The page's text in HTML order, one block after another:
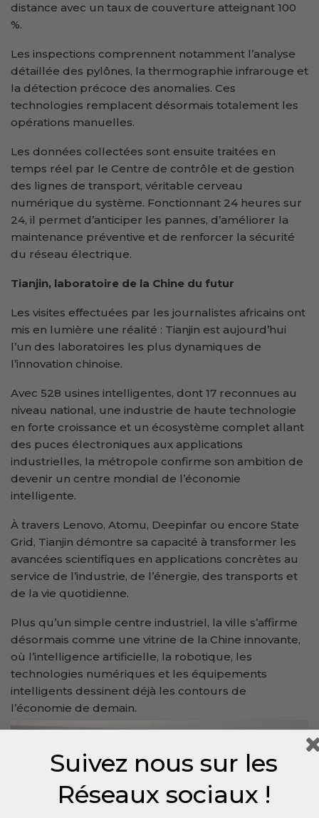
distance avec un taux de couverture atteignant 100
%.
Les inspections comprennent notamment l’analyse
détaillée des pylônes, la thermographie infrarouge et
la détection précoce des anomalies. Ces
technologies remplacent désormais totalement les
opérations manuelles.
Les données collectées sont ensuite traitées en
temps réel par le Centre de contrôle et de gestion
des lignes de transport, véritable cerveau
numérique du système. Fonctionnant 24 heures sur
24, il permet d’anticiper les pannes, d’améliorer la
maintenance préventive et de renforcer la sécurité
du réseau électrique.
Tianjin, laboratoire de la Chine du futur
Les visites effectuées par les journalistes africains ont
mis en lumière une réalité : Tianjin est aujourd’hui
l’un des laboratoires les plus dynamiques de
l’innovation chinoise.
Avec 528 usines intelligentes, dont 17 reconnues au
niveau national, une industrie de haute technologie
en forte croissance et un écosystème complet allant
des puces électroniques aux applications
industrielles, la métropole confirme son ambition de
devenir un centre mondial de l’économie
intelligente.
À travers Lenovo, Atomu, Deepinfar ou encore State
Grid, Tianjin démontre sa capacité à transformer les
avancées scientifiques en applications concrètes au
service de l’industrie, de l’énergie, des transports et
de la vie quotidienne.
Plus qu’un simple centre industriel, la ville s’affirme
désormais comme une vitrine de la Chine innovante,
où l’intelligence artificielle, la robotique, les
technologies numériques et les équipements
intelligents dessinent déjà les contours de
l’économie de demain.
Suivez nous sur les
Réseaux sociaux !